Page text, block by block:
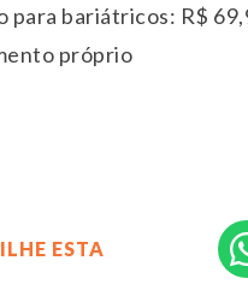
para bariátricos: R$
próprio
ESTA